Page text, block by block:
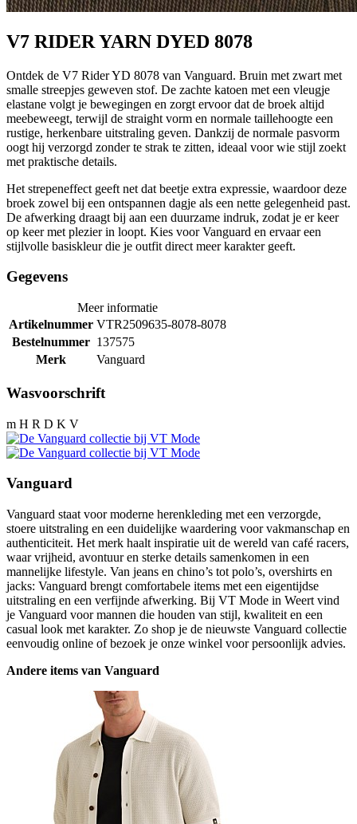
V7 RIDER YARN DYED 8078
Ontdek de V7 Rider YD 8078 van Vanguard. Bruin met zwart met
smalle streepjes geweven stof. De zachte katoen met een vleugje
elastane volgt je bewegingen en zorgt ervoor dat de broek altijd
meebeweegt, terwijl de straight vorm en normale taillehoogte een
rustige, herkenbare uitstraling geven. Dankzij de normale pasvorm
oogt hij verzorgd zonder te strak te zitten, ideaal voor wie stijl zoekt
met praktische details.
Het strepeneffect geeft net dat beetje extra expressie, waardoor deze
broek zowel bij een ontspannen dagje als een nette gelegenheid past.
De afwerking draagt bij aan een duurzame indruk, zodat je er keer
op keer met plezier in loopt. Kies voor Vanguard en ervaar een
stijlvolle basiskleur die je outfit direct meer karakter geeft.
Gegevens
Meer informatie
Artikelnummer VTR2509635-8078-8078
Bestelnummer 137575
Merk
Vanguard
Wasvoorschrift
m H R D K V
Vanguard
Vanguard staat voor moderne herenkleding met een verzorgde,
stoere uitstraling en een duidelijke waardering voor vakmanschap en
authenticiteit. Het merk haalt inspiratie uit de wereld van café racers,
waar vrijheid, avontuur en sterke details samenkomen in een
mannelijke lifestyle. Van jeans en chino’s tot polo’s, overshirts en
jacks: Vanguard brengt comfortabele items met een eigentijdse
uitstraling en een verfijnde afwerking. Bij VT Mode in Weert vind
je Vanguard voor mannen die houden van stijl, kwaliteit en een
casual look met karakter. Zo shop je de nieuwste Vanguard collectie
eenvoudig online of bezoek je onze winkel voor persoonlijk advies.
Andere items van Vanguard